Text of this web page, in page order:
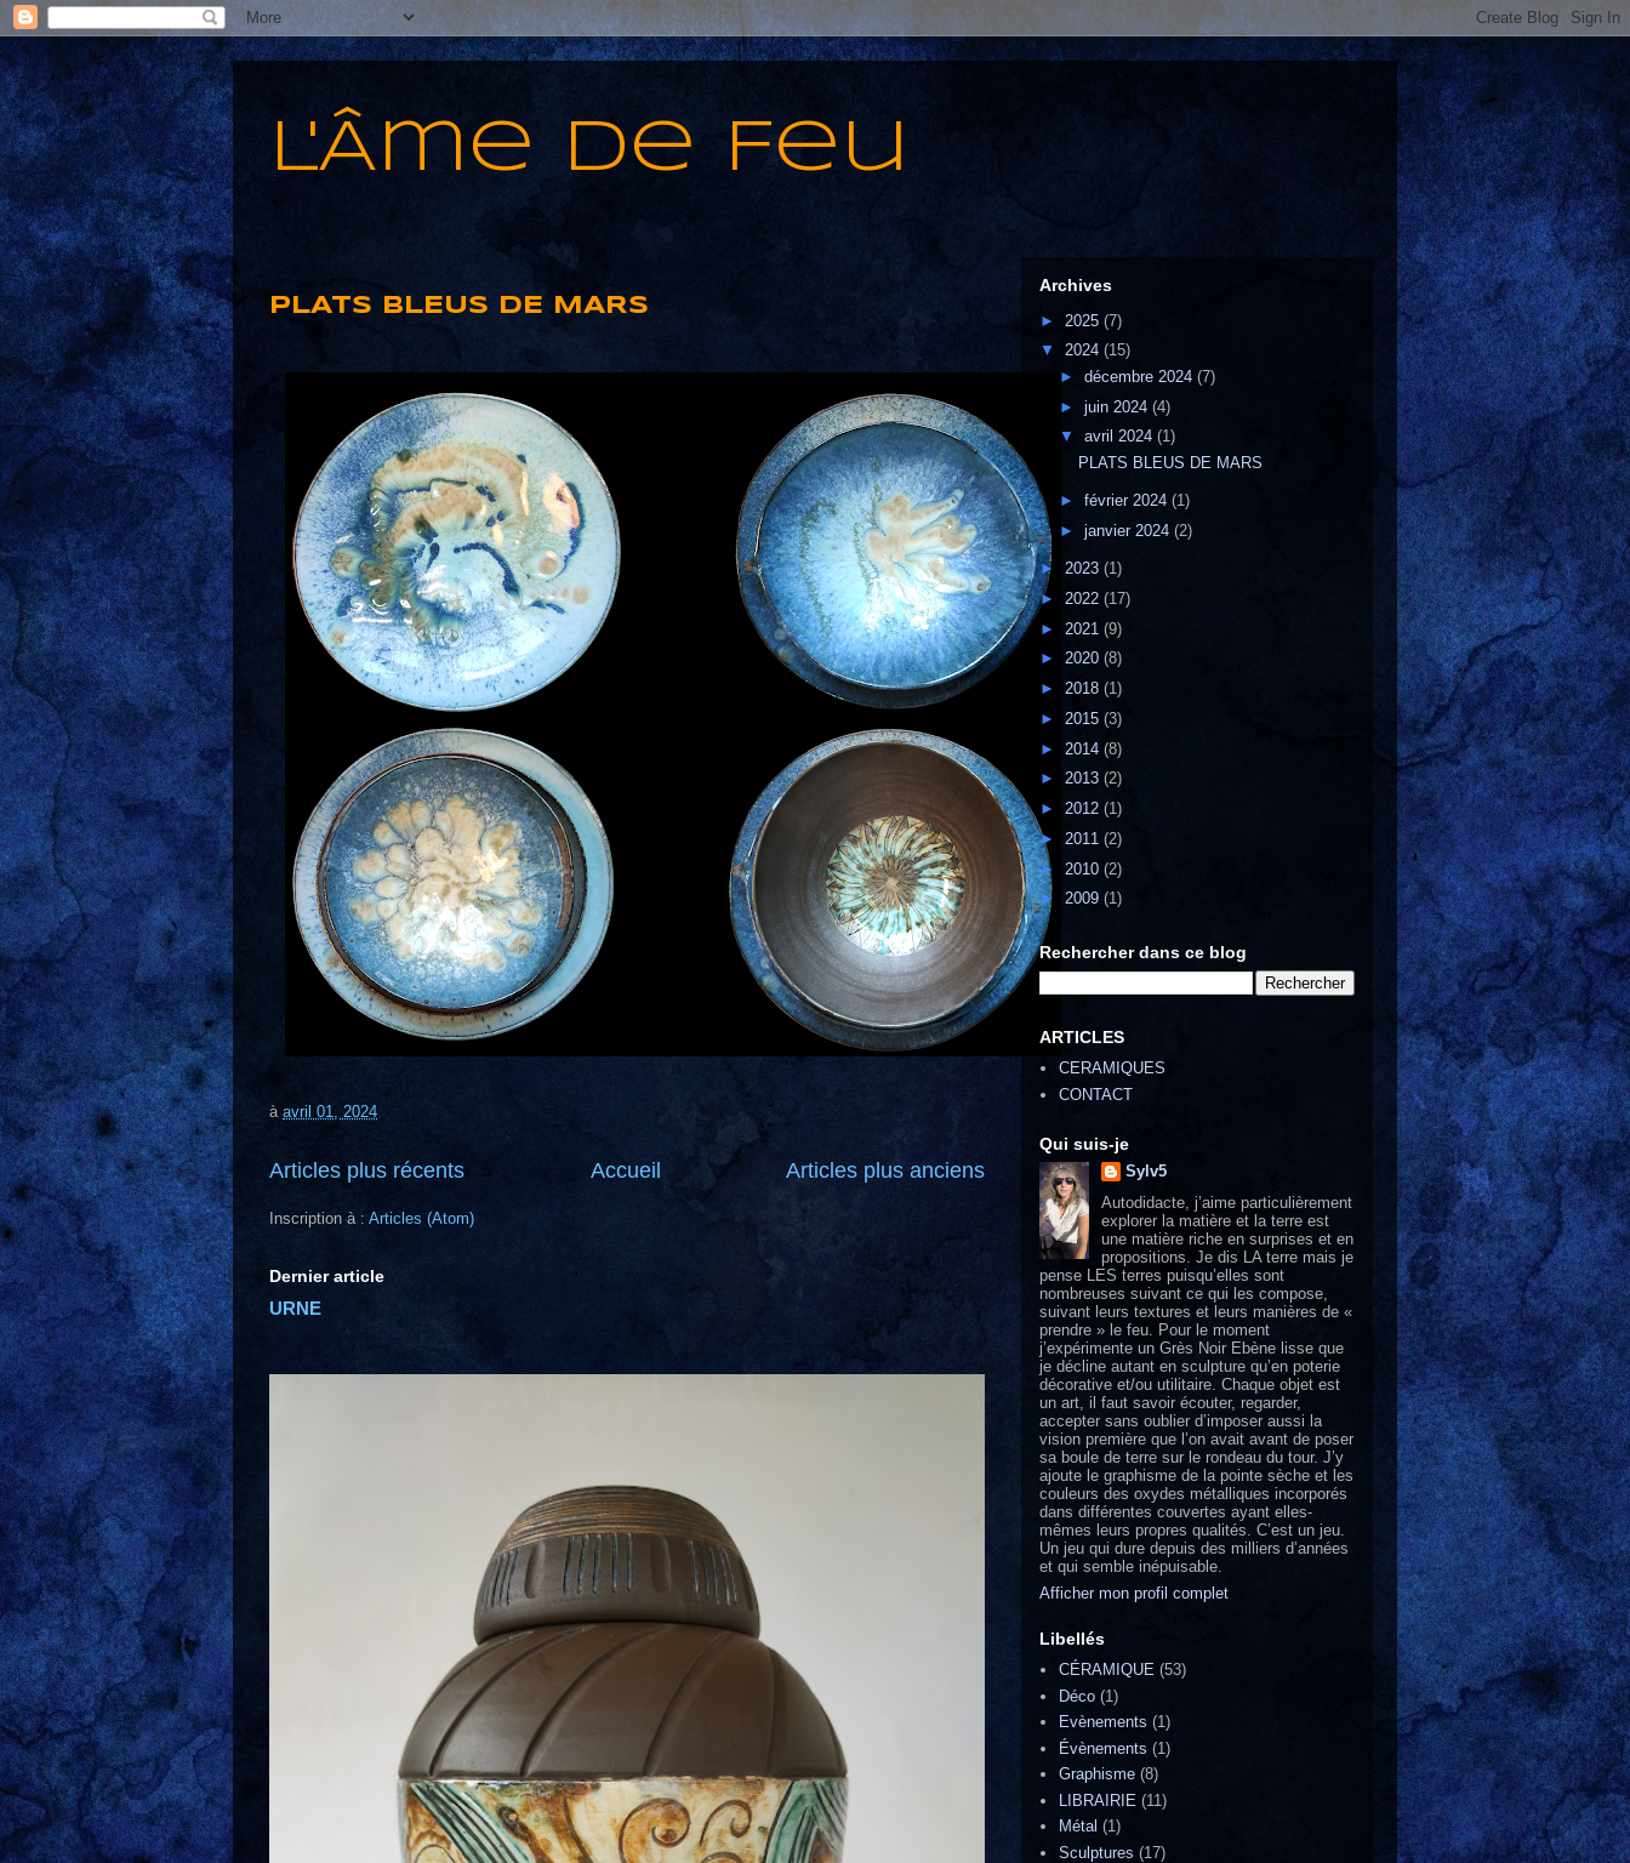
L'Âme de Feu
PLATS BLEUS DE MARS
à avril 01, 2024
Articles plus récents Articles plus anciens
Accueil
Inscription à : Articles (Atom)
Dernier article
URNE
Archives
► 2025 (7)
▼ 2024 (15)
► décembre 2024 (7)
► juin 2024 (4)
▼ avril 2024 (1)
PLATS BLEUS DE MARS
► février 2024 (1)
► janvier 2024 (2)
► 2023 (1)
► 2022 (17)
► 2021 (9)
► 2020 (8)
► 2018 (1)
► 2015 (3)
► 2014 (8)
► 2013 (2)
► 2012 (1)
► 2011 (2)
► 2010 (2)
► 2009 (1)
Rechercher dans ce blog
ARTICLES
CERAMIQUES
CONTACT
Qui suis-je
Sylv5
Autodidacte, j’aime particulièrement
explorer la matière et la terre est
une matière riche en surprises et en
propositions. Je dis LA terre mais je
pense LES terres puisqu’elles sont
nombreuses suivant ce qui les compose,
suivant leurs textures et leurs manières de «
prendre » le feu. Pour le moment
j’expérimente un Grès Noir Ebène lisse que
je décline autant en sculpture qu’en poterie
décorative et/ou utilitaire. Chaque objet est
un art, il faut savoir écouter, regarder,
accepter sans oublier d’imposer aussi la
vision première que l’on avait avant de poser
sa boule de terre sur le rondeau du tour. J’y
ajoute le graphisme de la pointe sèche et les
couleurs des oxydes métalliques incorporés
dans différentes couvertes ayant elles-
mêmes leurs propres qualités. C’est un jeu.
Un jeu qui dure depuis des milliers d’années
et qui semble inépuisable.
Afficher mon profil complet
Libellés
CÉRAMIQUE (53)
Déco (1)
Evènements (1)
Évènements (1)
Graphisme (8)
LIBRAIRIE (11)
Métal (1)
Sculptures (17)